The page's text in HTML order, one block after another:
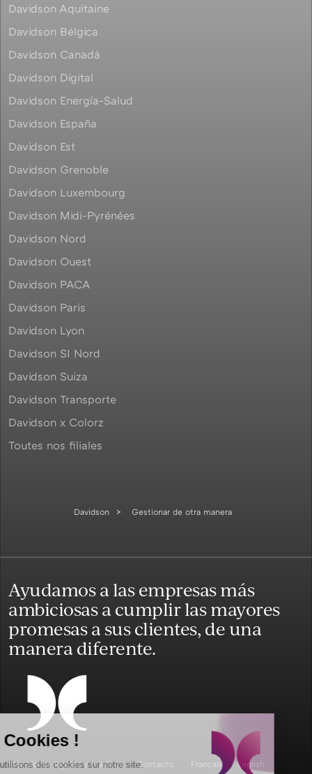
les Cookies !
Nous utilisons des cookies sur notre site.
Davidson Aquitaine
Davidson Bélgica
Davidson Canadá
Davidson Digital
Davidson Energía-Salud
Davidson España
Davidson Est
Davidson Grenoble
Davidson Luxembourg
Davidson Midi-Pyrénées
Davidson Nord
Davidson Ouest
Davidson PACA
Davidson Paris
Davidson Lyon
Davidson SI Nord
Davidson Suiza
Davidson Transporte
Davidson x Colorz
Toutes nos filiales
Davidson Gestionar de otra manera
Ayudamos a las empresas más
ambiciosas a cumplir las mayores
promesas a sus clientes, de una
manera diferente.
Menciones legales y créditos Contacto Français
English